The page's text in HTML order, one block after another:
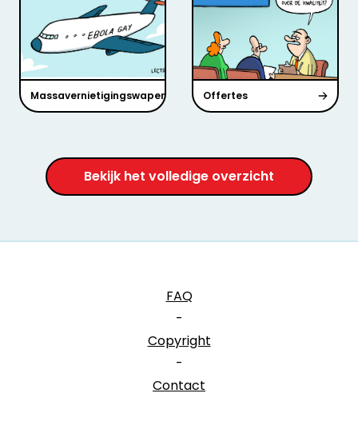
Massavernietigingswapen? Offertes
Bekijk het volledige overzicht
FAQ
-
Copyright
-
Contact